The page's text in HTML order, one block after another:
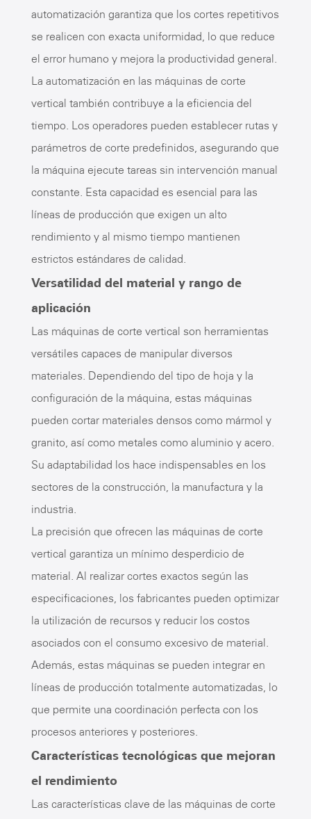
automatización garantiza que los cortes repetitivos
se realicen con exacta uniformidad, lo que reduce
el error humano y mejora la productividad general.
La automatización en las máquinas de corte
vertical también contribuye a la eficiencia del
tiempo. Los operadores pueden establecer rutas y
parámetros de corte predefinidos, asegurando que
la máquina ejecute tareas sin intervención manual
constante. Esta capacidad es esencial para las
líneas de producción que exigen un alto
rendimiento y al mismo tiempo mantienen
estrictos estándares de calidad.
Versatilidad del material y rango de
aplicación
Las máquinas de corte vertical son herramientas
versátiles capaces de manipular diversos
materiales. Dependiendo del tipo de hoja y la
configuración de la máquina, estas máquinas
pueden cortar materiales densos como mármol y
granito, así como metales como aluminio y acero.
Su adaptabilidad los hace indispensables en los
sectores de la construcción, la manufactura y la
industria.
La precisión que ofrecen las máquinas de corte
vertical garantiza un mínimo desperdicio de
material. Al realizar cortes exactos según las
especificaciones, los fabricantes pueden optimizar
la utilización de recursos y reducir los costos
asociados con el consumo excesivo de material.
Además, estas máquinas se pueden integrar en
líneas de producción totalmente automatizadas, lo
que permite una coordinación perfecta con los
procesos anteriores y posteriores.
Características tecnológicas que mejoran
el rendimiento
Las características clave de las máquinas de corte